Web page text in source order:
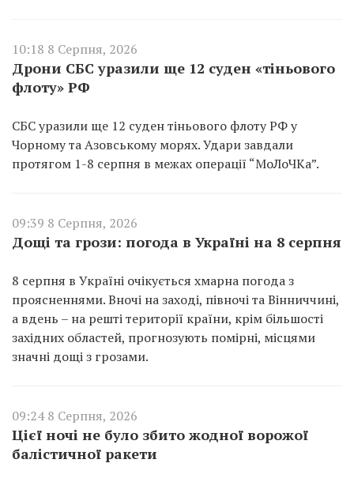
10:18 8 Серпня, 2026
Дрони СБС уразили ще 12 суден «тіньового
флоту» РФ
СБС уразили ще 12 суден тіньового флоту РФ у
Чорному та Азовському морях. Удари завдали
протягом 1-8 серпня в межах операції “МоЛоЧКа”.
09:39 8 Серпня, 2026
Дощі та грози: погода в Україні на 8 серпня
8 серпня в Україні очікується хмарна погода з
проясненнями. Вночі на заході, півночі та Вінниччині,
а вдень – на решті території країни, крім більшості
західних областей, прогнозують помірні, місцями
значні дощі з грозами.
09:24 8 Серпня, 2026
Цієї ночі не було збито жодної ворожої
балістичної ракети